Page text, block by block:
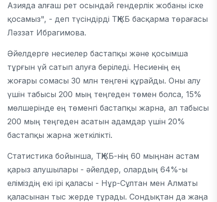
Азияда алғаш рет осындай гендерлік жобаны іске
қосамыз", - деп түсіндірді ТҚЖБ басқарма төрағасы
Ләззат Ибрагимова.
Әйелдерге несиелер бастапқы және қосымша
тұрғын үй сатып алуға беріледі. Несиенің ең
жоғары сомасы 30 млн теңгені құрайды. Оны алу
үшін табысы 200 мың теңгеден төмен болса, 15%
мөлшерінде ең төменгі бастапқы жарна, ал табысы
200 мың теңгеден асатын адамдар үшін 20%
бастапқы жарна жеткілікті.
Статистика бойынша, ТҚЖБ-нің 60 мыңнан астам
қарыз алушылары - әйелдер, олардың 64%-ы
еліміздің екі ірі қаласы - Нұр-Сұлтан мен Алматы
қаласынан тыс жерде тұрады. Сондықтан да жаңа